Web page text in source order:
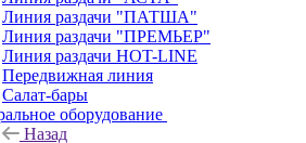
Линия раздачи "ПАТША"
Линия раздачи "ПРЕМЬЕР"
Линия раздачи HOT-LINE
Передвижная линия
Салат-бары
оборудование
Назад